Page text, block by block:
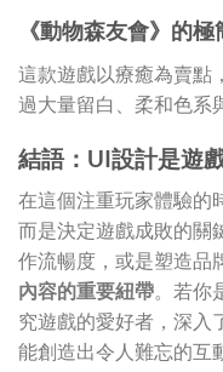
《動物森友會》的
這款遊戲以療癒為賣點
過大量留白、柔和色系
結語：UI設計是遊
在這個注重玩家體驗的
而是決定遊戲成敗的關
作流暢度，或是塑造品
內容的重要紐帶。若你
究遊戲的愛好者，深入
能創造出令人難忘的互